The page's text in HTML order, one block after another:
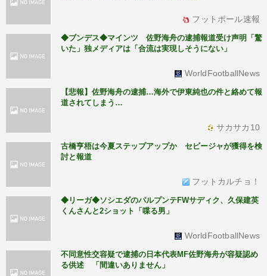
フットボール速報
◆ブンデス◆マインツ 佐野海舟の逮捕報道受け声明「驚
いた」独メディアは「合流は実現しそうにない」
WorldFootballNews
【悲報】佐野海舟の逮捕…海外で伊東純也の件と絡めて報
道されてしまう…
サカサカ10
古橋亨梧は今夏ステップアップか セビージャが獲得を検
討と報道
フットカルチョ！
◆リーガ◆ソシエダのパルプンテFWサディク、久保建英
くんさんと2ショット「喋る男」
WorldFootballNews
不同意性交容疑で逮捕の日本代表MF佐野海舟が容疑認め
る供述 「間違いありません」